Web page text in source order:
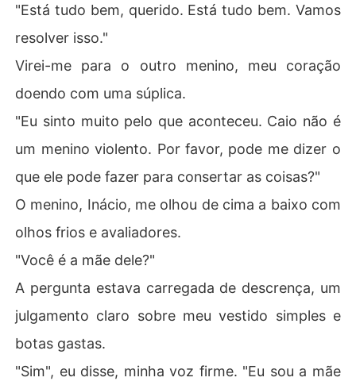
"Está tudo bem, querido. Está tudo bem. Vamos
resolver isso."
Virei-me para o outro menino, meu coração
doendo com uma súplica.
"Eu sinto muito pelo que aconteceu. Caio não é
um menino violento. Por favor, pode me dizer o
que ele pode fazer para consertar as coisas?"
O menino, Inácio, me olhou de cima a baixo com
olhos frios e avaliadores.
"Você é a mãe dele?"
A pergunta estava carregada de descrença, um
julgamento claro sobre meu vestido simples e
botas gastas.
"Sim", eu disse, minha voz firme. "Eu sou a mãe